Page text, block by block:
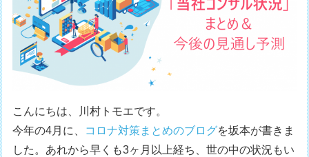
こんにちは、川村トモエです。
今年の4月に、 コロナ対策まとめのブログを坂本が書きま
した。あれから早くも3ヶ月以上経ち、世の中の状況もい